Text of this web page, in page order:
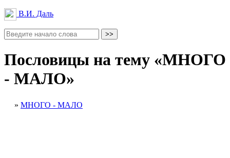
В.И. Даль
Пословицы на тему «МНОГО
- МАЛО»
» МНОГО - МАЛО